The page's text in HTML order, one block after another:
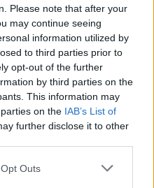
Please note that after your
may continue seeing
information utilized by
to third parties prior to
opt-out of the further
by third parties on the
This information may
on the IAB’s List of
further disclose it to other
Outs